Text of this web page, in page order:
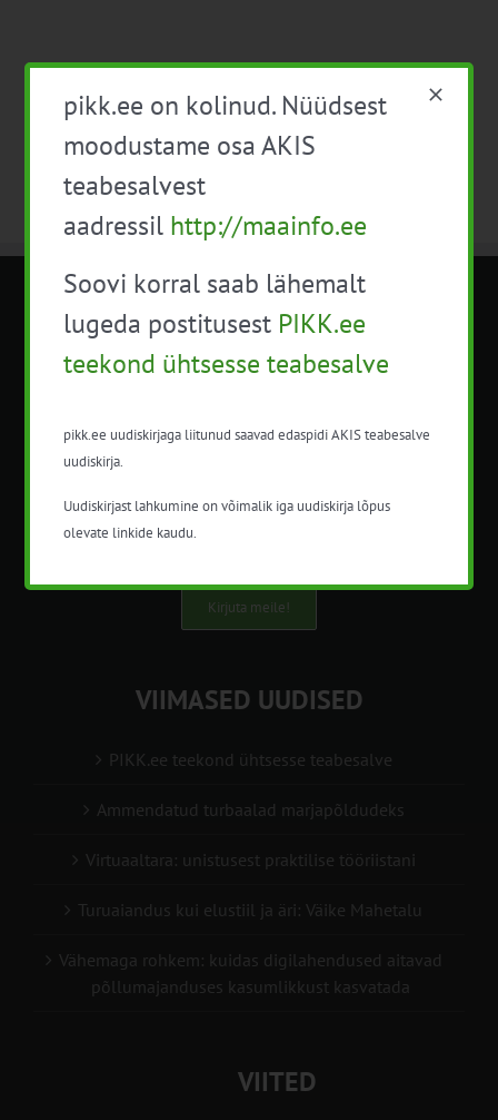
METK NÕUANDETEENISTUS
Nõuandeteenistuse nimetuse alt
nõustamisteenuseid.
info@pikk.ee
Kirjuta meile!
VIIMASED UUDISED
PIKK.ee teekond ühtsesse teabesalve
Ammendatud turbaalad marjapõldudeks
Virtuaaltara: unistusest praktilise tööriistani
Turuaiandus kui elustiil ja äri: Väike Mahetalu
Vähemaga rohkem: kuidas digilahendused aitavad
põllumajanduses kasumlikkust kasvatada
VIITED
pikk.ee on kolinud. Nüüdsest
moodustame osa AKIS
teabesalvest
aadressil http://maainfo.ee
Soovi korral saab lähemalt
lugeda postitusest PIKK.ee
teekond ühtsesse teabesalve
pikk.ee uudiskirjaga liitunud saavad edaspidi AKIS teabesalve
uudiskirja.
Uudiskirjast lahkumine on võimalik iga uudiskirja lõpus
olevate linkide kaudu.